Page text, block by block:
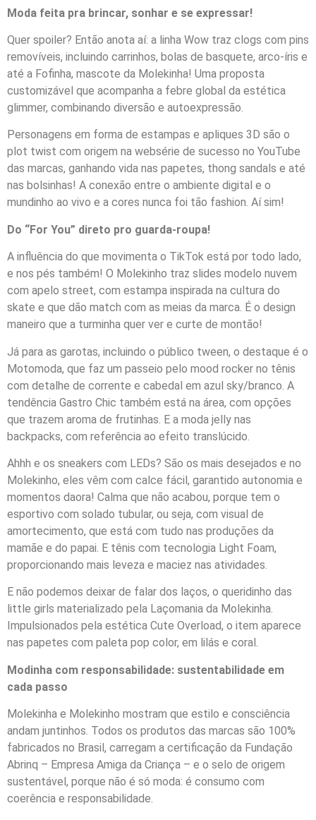
Moda feita pra brincar, sonhar e se expressar!
Quer spoiler? Então anota aí: a linha Wow traz clogs com pins
removíveis, incluindo carrinhos, bolas de basquete, arco-íris e
até a Fofinha, mascote da Molekinha! Uma proposta
customizável que acompanha a febre global da estética
glimmer, combinando diversão e autoexpressão.
Personagens em forma de estampas e apliques 3D são o
plot twist com origem na websérie de sucesso no YouTube
das marcas, ganhando vida nas papetes, thong sandals e até
nas bolsinhas! A conexão entre o ambiente digital e o
mundinho ao vivo e a cores nunca foi tão fashion. Aí sim!
Do “For You” direto pro guarda-roupa!
A influência do que movimenta o TikTok está por todo lado,
e nos pés também! O Molekinho traz slides modelo nuvem
com apelo street, com estampa inspirada na cultura do
skate e que dão match com as meias da marca. É o design
maneiro que a turminha quer ver e curte de montão!
Já para as garotas, incluindo o público tween, o destaque é o
Motomoda, que faz um passeio pelo mood rocker no tênis
com detalhe de corrente e cabedal em azul sky/branco. A
tendência Gastro Chic também está na área, com opções
que trazem aroma de frutinhas. E a moda jelly nas
backpacks, com referência ao efeito translúcido.
Ahhh e os sneakers com LEDs? São os mais desejados e no
Molekinho, eles vêm com calce fácil, garantido autonomia e
momentos daora! Calma que não acabou, porque tem o
esportivo com solado tubular, ou seja, com visual de
amortecimento, que está com tudo nas produções da
mamãe e do papai. E tênis com tecnologia Light Foam,
proporcionando mais leveza e maciez nas atividades.
E não podemos deixar de falar dos laços, o queridinho das
little girls materializado pela Laçomania da Molekinha.
Impulsionados pela estética Cute Overload, o item aparece
nas papetes com paleta pop color, em lilás e coral.
Modinha com responsabilidade: sustentabilidade em
cada passo
Molekinha e Molekinho mostram que estilo e consciência
andam juntinhos. Todos os produtos das marcas são 100%
fabricados no Brasil, carregam a certificação da Fundação
Abrinq – Empresa Amiga da Criança – e o selo de origem
sustentável, porque não é só moda: é consumo com
coerência e responsabilidade.